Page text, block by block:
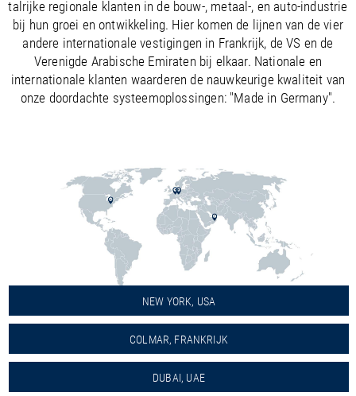
talrijke regionale klanten in de bouw-, metaal-, en auto-industrie
bij hun groei en ontwikkeling. Hier komen de lijnen van de vier
andere internationale vestigingen in Frankrijk, de VS en de
Verenigde Arabische Emiraten bij elkaar. Nationale en
internationale klanten waarderen de nauwkeurige kwaliteit van
onze doordachte systeemoplossingen: "Made in Germany".
NEW YORK, USA
COLMAR, FRANKRIJK
DUBAI, UAE